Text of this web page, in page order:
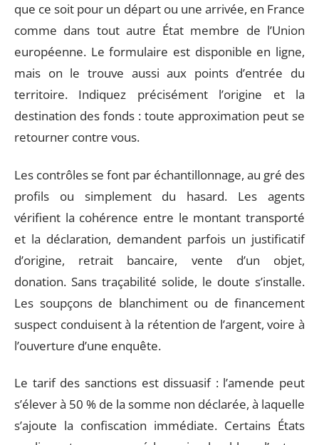
que ce soit pour un départ ou une arrivée, en France
comme dans tout autre État membre de l’Union
européenne. Le formulaire est disponible en ligne,
mais on le trouve aussi aux points d’entrée du
territoire. Indiquez précisément l’origine et la
destination des fonds : toute approximation peut se
retourner contre vous.
Les contrôles se font par échantillonnage, au gré des
profils ou simplement du hasard. Les agents
vérifient la cohérence entre le montant transporté
et la déclaration, demandent parfois un justificatif
d’origine, retrait bancaire, vente d’un objet,
donation. Sans traçabilité solide, le doute s’installe.
Les soupçons de blanchiment ou de financement
suspect conduisent à la rétention de l’argent, voire à
l’ouverture d’une enquête.
Le tarif des sanctions est dissuasif : l’amende peut
s’élever à 50 % de la somme non déclarée, à laquelle
s’ajoute la confiscation immédiate. Certains États